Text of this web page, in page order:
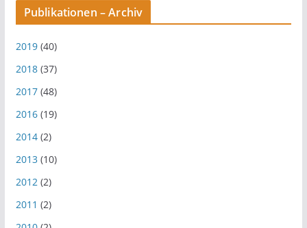
Publikationen – Archiv
2019(40)
2018(37)
2017(48)
2016(19)
2014(2)
2013 (10)
2012(2)
2011 (2)